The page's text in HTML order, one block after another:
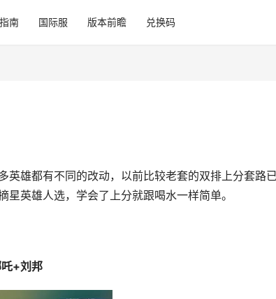
南 国际服 版本前瞻 兑换码
英雄都有不同的改动，以前比较老套的双排上分套路
英雄人选，学会了上分就跟喝水一样简单。
+刘邦